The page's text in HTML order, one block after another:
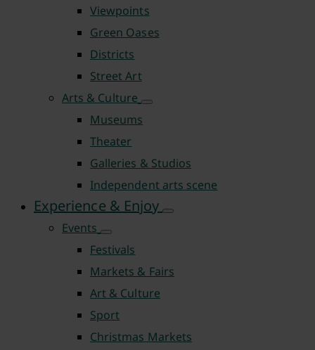
Viewpoints
Green Oases
Districts
Street Art
Arts & Culture
Museums
Theater
Galleries & Studios
Independent arts scene
Experience & Enjoy
Events
Festivals
Markets & Fairs
Art & Culture
Sport
Christmas Markets